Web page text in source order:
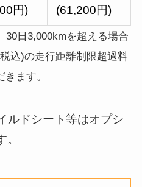
円) (61,200円)
日3,000kmを超える場合
込)の走行距離制限超過料
きます。
ルドシート等はオプシ